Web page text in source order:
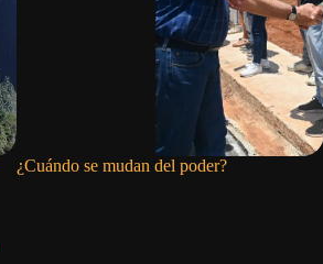
¿Cuándo se mudan del poder?